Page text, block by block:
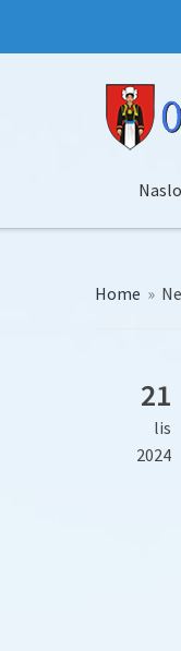
Home »
21
lis
2024